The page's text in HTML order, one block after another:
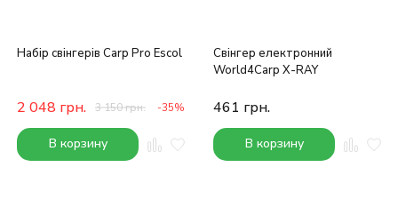
Набір свінгерів Carp Pro Escol
2 048 грн. 3 150грн. -35%
В корзину
Свінгер електронний
World4Carp X-RAY
461 грн.
В корзину